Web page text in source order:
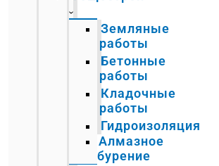
Земляные
работы
Бетонные
работы
Кладочные
работы
Гидроизоляция
Алмазное
бурение